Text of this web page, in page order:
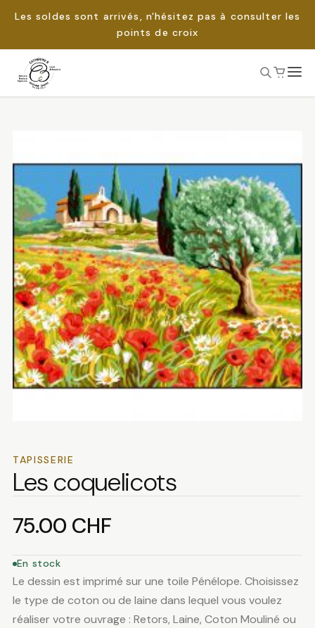
Les soldes sont arrivés, n'hésitez pas à consulter les
points de croix
Passer
TAPISSERIE
Les coquelicots
75.00 CHF
En stock
Le dessin est imprimé sur une toile Pénélope. Choisissez
le type de coton ou de laine dans lequel vous voulez
réaliser votre ouvrage : Retors, Laine, Coton Mouliné ou